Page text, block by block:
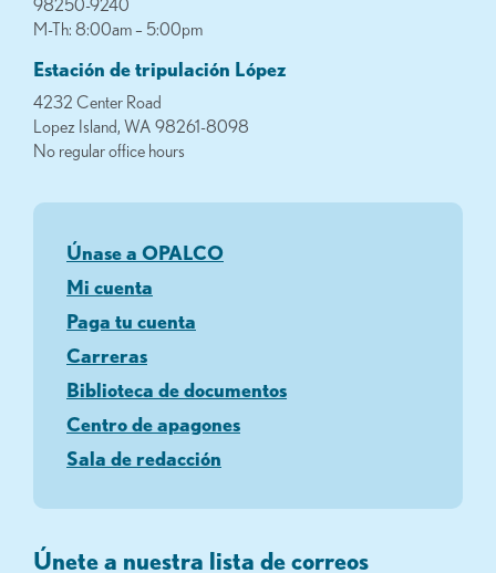
98250-9240
M-Th: 8:00am – 5:00pm
Estación de tripulación López
4232 Center Road
Lopez Island, WA 98261-8098
No regular office hours
Únase a OPALCO
Mi cuenta
Paga tu cuenta
Carreras
Biblioteca de documentos
Centro de apagones
Sala de redacción
Únete a nuestra lista de correos